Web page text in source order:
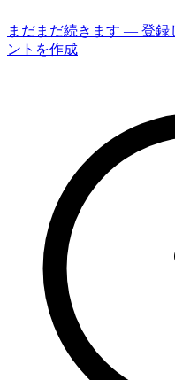
まだまだ続きます — 登録
ントを作成